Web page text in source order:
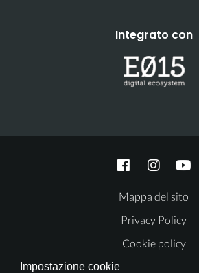
Integrato con
Mappa del sito
Privacy Policy
Cookie policy
Impostazione cookie